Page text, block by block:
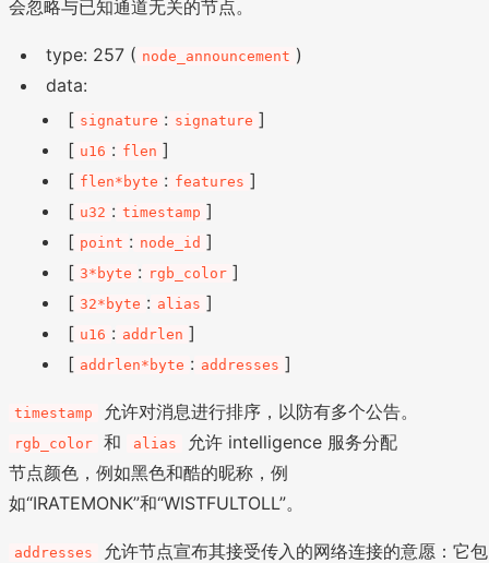
会忽略与已知通道无关的节点。
type: 257 ( node_announcement )
data:
[ signature : signature ]
[ u16 : flen ]
[ flen*byte : features ]
[ u32 : timestamp ]
[ point : node_id ]
[ 3*byte : rgb_color ]
[ 32*byte : alias ]
[ u16 : addrlen ]
[ addrlen*byte : addresses ]
timestamp 允许对消息进行排序，以防有多个公告。
rgb_color 和 alias
允许 intelligence 服务分配
节点颜色，例如黑色和酷的昵称，例
如“IRATEMONK”和“WISTFULTOLL”。
addresses
允许节点宣布其接受传入的网络连接的意愿：它包